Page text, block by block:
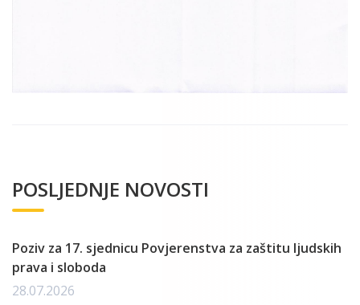
POSLJEDNJE NOVOSTI
Poziv za 17. sjednicu Povjerenstva za zaštitu ljudskih
prava i sloboda
28.07.2026